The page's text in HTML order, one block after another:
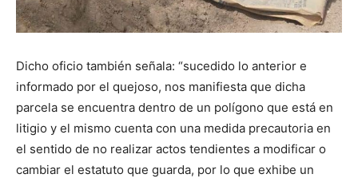
Dicho oficio también señala: “sucedido lo anterior e
informado por el quejoso, nos manifiesta que dicha
parcela se encuentra dentro de un polígono que está en
litigio y el mismo cuenta con una medida precautoria en
el sentido de no realizar actos tendientes a modificar o
cambiar el estatuto que guarda, por lo que exhibe un